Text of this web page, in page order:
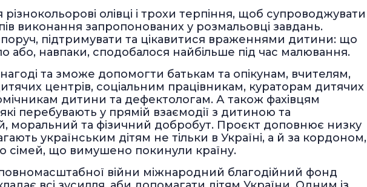
олівці і трохи терпіння, щоб супроводжувати
виконання запропонованих у розмальовці завдань.
підтримувати та цікавитися враженнями дитини: що
або, навпаки, сподобалося найбільше під час малювання.
та зможе допомогти батькам та опікунам, вчителям,
центрів, соціальним працівникам, кураторам дитячих
дитини та дефектологам. А також фахівцям
перебувають у прямій взаємодії з дитиною та
моральний та фізичний добробут. Проєкт доповнює низку
українським дітям не тільки в Україні, а й за кордоном,
сімей, що вимушено покинули країну.
війни міжнародний благодійний фонд